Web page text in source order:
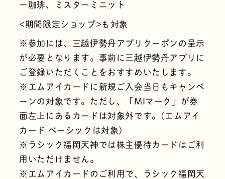
ー珈琲、ミスターミニット
<期間限定ショップ>も対象
※参加には、三越伊勢丹アプリクーポンの呈示
が必要となります。事前に三越伊勢丹アプリに
ご登録いただくことをおすすめいたします。
※エムアイカードに新規ご入会当日もキャンペ
ーンの対象です。ただし、「MIマーク」が券
面左上にあるカードは対象外です。(エムアイ
カード ベーシックは対象)
※ラシック福岡天神では株主優待カードはご利
用いただけません。
※エムアイカードのご利用で、ラシック福岡天